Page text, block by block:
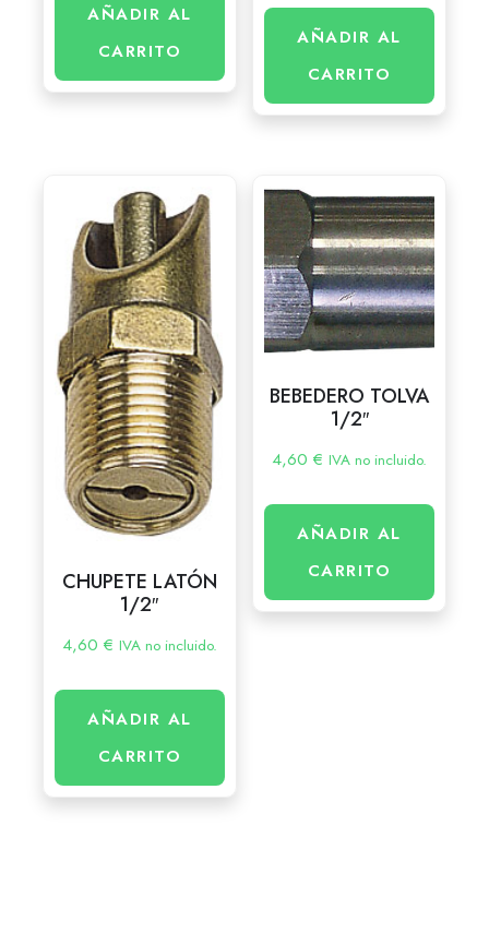
AÑADIR AL
CARRITO
AÑADIR AL
CARRITO
CHUPETE LATÓN
1/2″
4,60 € IVA no incluido.
AÑADIR AL
CARRITO
BEBEDERO TOLVA
1/2″
4,60€ IVA no incluido.
AÑADIR AL
CARRITO